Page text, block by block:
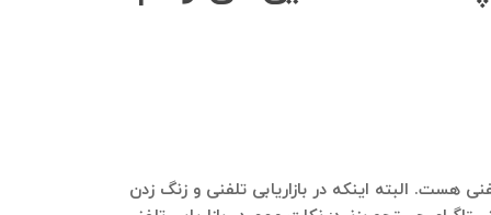
هست. البته اینکه در بازاریابی تلفنی و زنگ زدن